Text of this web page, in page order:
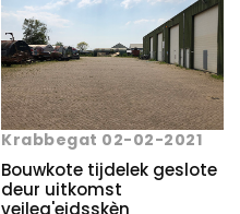
Krabbegat 02-02-2021
Bouwkote tijdelek geslote
deur uitkomst